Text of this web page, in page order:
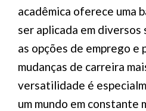
acadêmica oferece uma
ser aplicada em diversos
as opções de emprego e
mudanças de carreira
versatilidade é
um mundo em constante